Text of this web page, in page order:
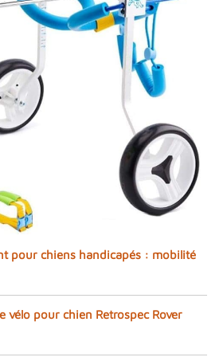
pour chiens handicapés : mobilité
vélo pour chien Retrospec Rover